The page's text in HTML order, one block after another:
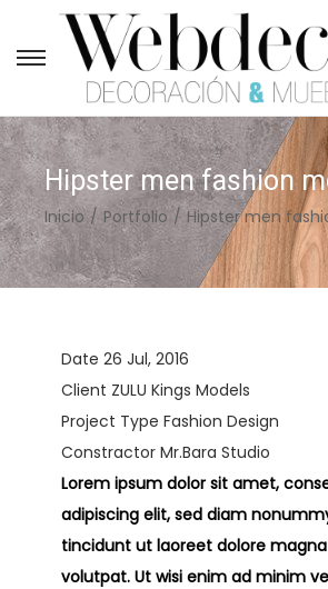
S
a
l
t
a
r
l
a
v
e
g
a
c
i
S
a
l
t
a
r
l
n
t
e
n
d
o
Hipster men fashion
Inicio / Portfolio / Hipster men
Date 26 Jul, 2016
Client ZULU Kings Models
Project Type Fashion Design
Constractor Mr.Bara Studio
Lorem ipsum dolor sit amet,
adipiscing elit, sed diam
tincidunt ut laoreet dolore
volutpat. Ut wisi enim ad minim